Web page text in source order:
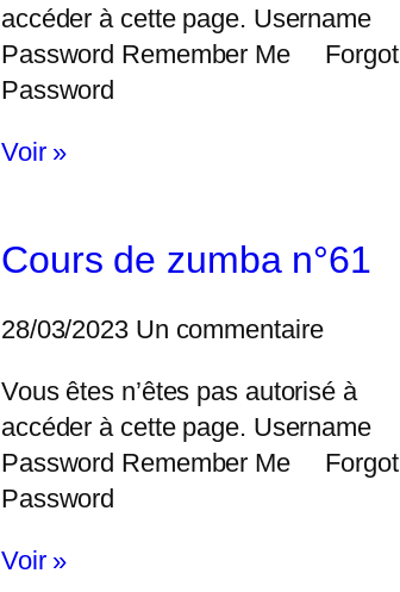
accéder à cette page. Username
Password Remember Me Forgot
Password
Voir »
Cours de zumba n°61
28/03/2023 Un commentaire
Vous êtes n’êtes pas autorisé à
accéder à cette page. Username
Password Remember Me Forgot
Password
Voir »